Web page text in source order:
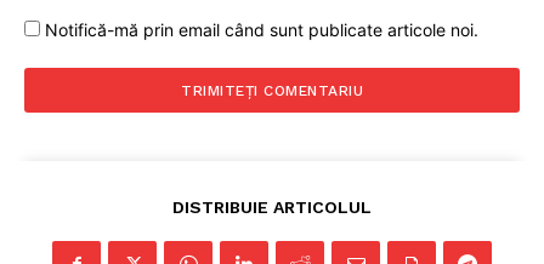
Notifică-mă prin email când sunt publicate articole noi.
DISTRIBUIE ARTICOLUL